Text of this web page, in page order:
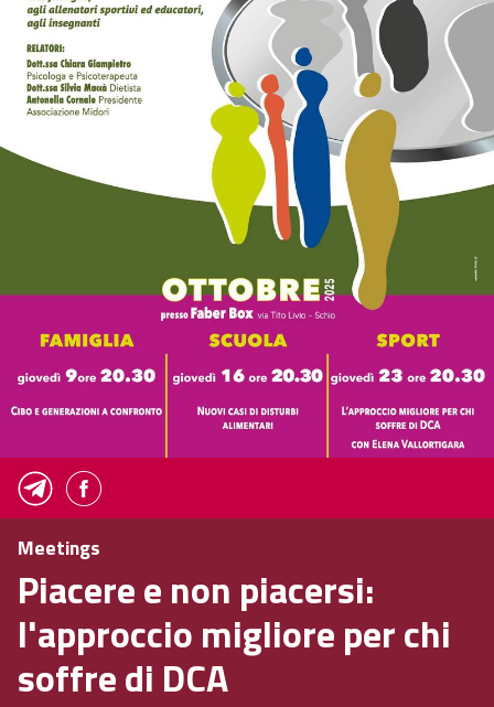
Meetings
Piacere e non piacersi:
l'approccio migliore per chi
soffre di DCA